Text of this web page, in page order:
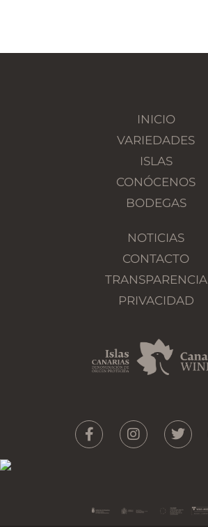
INICIO
VARIEDADES
ISLAS
CONÓCENOS
BODEGAS
NOTICIAS
CONTACTO
TRANSPARENCIA
PRIVACIDAD